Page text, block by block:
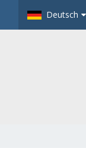
Deutsch